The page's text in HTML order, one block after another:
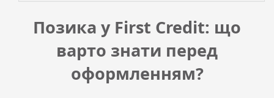
Позика у First Credit: що
варто знати перед
оформленням?